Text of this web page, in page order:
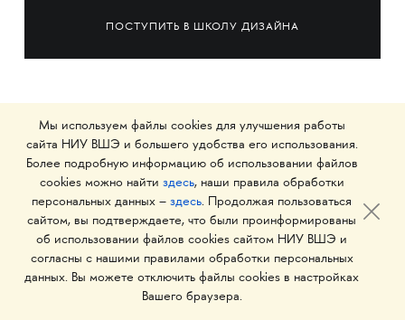
ПОСТУПИТЬ В ШКОЛУ ДИЗАЙНА
САУНД-АРТ И САУНД-ДИЗАЙН
Мы используем файлы cookies для улучшения работы
сайта НИУ ВШЭ и большего удобства его использования.
Более подробную информацию об использовании файлов
cookies можно найти здесь, наши правила обработки
персональных данных – здесь. Продолжая пользоваться
сайтом, вы подтверждаете, что были проинформированы
об использовании файлов cookies сайтом НИУ ВШЭ и
согласны с нашими правилами обработки персональных
данных. Вы можете отключить файлы cookies в настройках
Вашего браузера.